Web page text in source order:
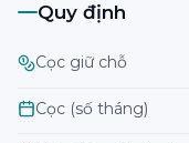
Quy định
Cọc giữ chỗ
Cọc (số tháng)